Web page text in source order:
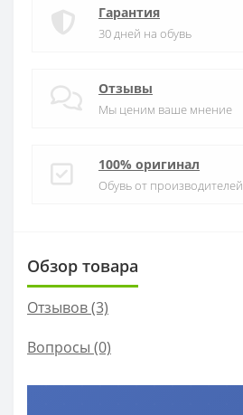
Гарантия
30 дней на обувь
Отзывы
Мы ценим ваше мнение
100% оригинал
Обувь от производителей
Обзор товара
Отзывов (3)
Вопросы (0)